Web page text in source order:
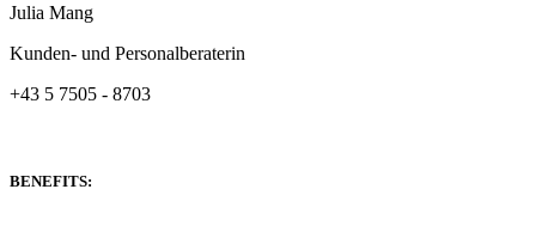
Julia Mang
Kunden- und Personalberaterin
+43 5 7505 - 8703
BENEFITS: